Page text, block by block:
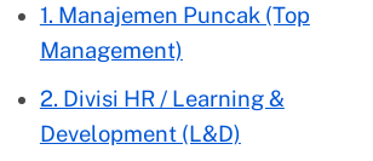
1. Manajemen Puncak (Top
Management)
2. Divisi HR / Learning &
Development (L&D)